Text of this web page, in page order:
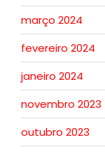
março 2024
fevereiro 2024
janeiro 2024
novembro 2023
outubro 2023